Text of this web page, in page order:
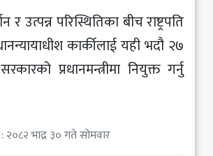
र उत्पन्न परिस्थितिका बीच राष्ट्रपति
कार्कीलाई यही भदौ २७
प्रधानमन्त्रीमा नियुक्त गर्नु
२०८२ भाद्र ३० गते सोमवार